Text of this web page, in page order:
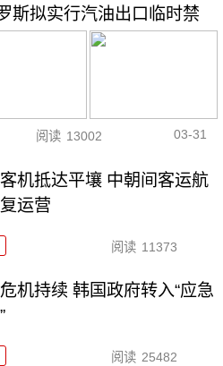
斯拟实行汽油出口临时禁
阅读 13002 03-31
机抵达平壤 中朝间客运航
运营
阅读 11373
机持续 韩国政府转入“应急
阅读 25482